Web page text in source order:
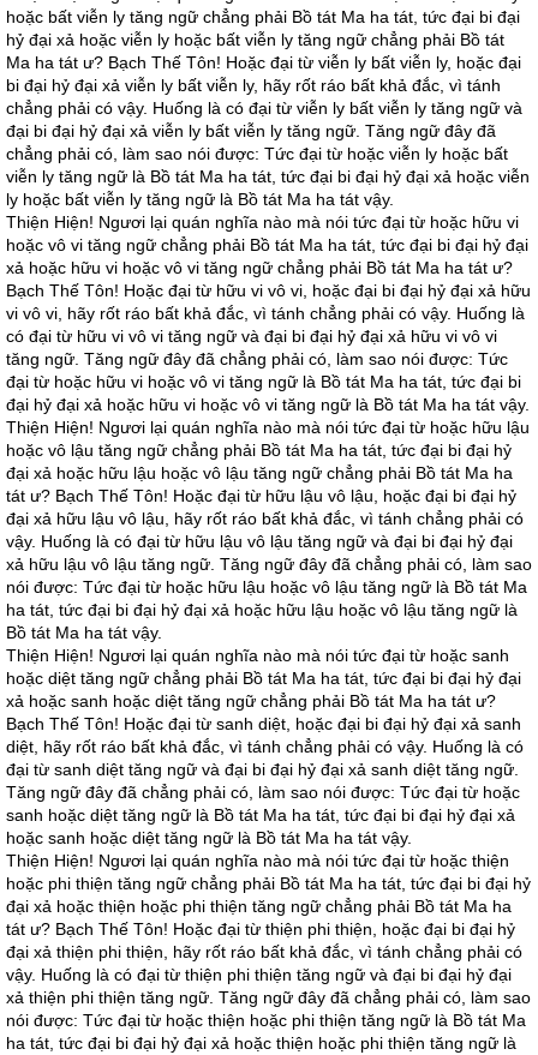
hoặc bất viễn ly tăng ngữ chẳng phải Bồ tát Ma ha tát, tức đại bi đại
hỷ đại xả hoặc viễn ly hoặc bất viễn ly tăng ngữ chẳng phải Bồ tát
Ma ha tát ư? Bạch Thế Tôn! Hoặc đại từ viễn ly bất viễn ly, hoặc đại
bi đại hỷ đại xả viễn ly bất viễn ly, hãy rốt ráo bất khả đắc, vì tánh
chẳng phải có vậy. Huống là có đại từ viễn ly bất viễn ly tăng ngữ và
đại bi đại hỷ đại xả viễn ly bất viễn ly tăng ngữ. Tăng ngữ đây đã
chẳng phải có, làm sao nói được: Tức đại từ hoặc viễn ly hoặc bất
viễn ly tăng ngữ là Bồ tát Ma ha tát, tức đại bi đại hỷ đại xả hoặc viễn
ly hoặc bất viễn ly tăng ngữ là Bồ tát Ma ha tát vậy.
Thiện Hiện! Ngươi lại quán nghĩa nào mà nói tức đại từ hoặc hữu vi
hoặc vô vi tăng ngữ chẳng phải Bồ tát Ma ha tát, tức đại bi đại hỷ đại
xả hoặc hữu vi hoặc vô vi tăng ngữ chẳng phải Bồ tát Ma ha tát ư?
Bạch Thế Tôn! Hoặc đại từ hữu vi vô vi, hoặc đại bi đại hỷ đại xả hữu
vi vô vi, hãy rốt ráo bất khả đắc, vì tánh chẳng phải có vậy. Huống là
có đại từ hữu vi vô vi tăng ngữ và đại bi đại hỷ đại xả hữu vi vô vi
tăng ngữ. Tăng ngữ đây đã chẳng phải có, làm sao nói được: Tức
đại từ hoặc hữu vi hoặc vô vi tăng ngữ là Bồ tát Ma ha tát, tức đại bi
đại hỷ đại xả hoặc hữu vi hoặc vô vi tăng ngữ là Bồ tát Ma ha tát vậy.
Thiện Hiện! Ngươi lại quán nghĩa nào mà nói tức đại từ hoặc hữu lậu
hoặc vô lậu tăng ngữ chẳng phải Bồ tát Ma ha tát, tức đại bi đại hỷ
đại xả hoặc hữu lậu hoặc vô lậu tăng ngữ chẳng phải Bồ tát Ma ha
tát ư? Bạch Thế Tôn! Hoặc đại từ hữu lậu vô lậu, hoặc đại bi đại hỷ
đại xả hữu lậu vô lậu, hãy rốt ráo bất khả đắc, vì tánh chẳng phải có
vậy. Huống là có đại từ hữu lậu vô lậu tăng ngữ và đại bi đại hỷ đại
xả hữu lậu vô lậu tăng ngữ. Tăng ngữ đây đã chẳng phải có, làm sao
nói được: Tức đại từ hoặc hữu lậu hoặc vô lậu tăng ngữ là Bồ tát Ma
ha tát, tức đại bi đại hỷ đại xả hoặc hữu lậu hoặc vô lậu tăng ngữ là
Bồ tát Ma ha tát vậy.
Thiện Hiện! Ngươi lại quán nghĩa nào mà nói tức đại từ hoặc sanh
hoặc diệt tăng ngữ chẳng phải Bồ tát Ma ha tát, tức đại bi đại hỷ đại
xả hoặc sanh hoặc diệt tăng ngữ chẳng phải Bồ tát Ma ha tát ư?
Bạch Thế Tôn! Hoặc đại từ sanh diệt, hoặc đại bi đại hỷ đại xả sanh
diệt, hãy rốt ráo bất khả đắc, vì tánh chẳng phải có vậy. Huống là có
đại từ sanh diệt tăng ngữ và đại bi đại hỷ đại xả sanh diệt tăng ngữ.
Tăng ngữ đây đã chẳng phải có, làm sao nói được: Tức đại từ hoặc
sanh hoặc diệt tăng ngữ là Bồ tát Ma ha tát, tức đại bi đại hỷ đại xả
hoặc sanh hoặc diệt tăng ngữ là Bồ tát Ma ha tát vậy.
Thiện Hiện! Ngươi lại quán nghĩa nào mà nói tức đại từ hoặc thiện
hoặc phi thiện tăng ngữ chẳng phải Bồ tát Ma ha tát, tức đại bi đại hỷ
đại xả hoặc thiện hoặc phi thiện tăng ngữ chẳng phải Bồ tát Ma ha
tát ư? Bạch Thế Tôn! Hoặc đại từ thiện phi thiện, hoặc đại bi đại hỷ
đại xả thiện phi thiện, hãy rốt ráo bất khả đắc, vì tánh chẳng phải có
vậy. Huống là có đại từ thiện phi thiện tăng ngữ và đại bi đại hỷ đại
xả thiện phi thiện tăng ngữ. Tăng ngữ đây đã chẳng phải có, làm sao
nói được: Tức đại từ hoặc thiện hoặc phi thiện tăng ngữ là Bồ tát Ma
ha tát, tức đại bi đại hỷ đại xả hoặc thiện hoặc phi thiện tăng ngữ là